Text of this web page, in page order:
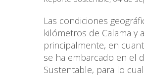
Las condiciones
kilómetros de Calama
principalmente, en
se ha embarcado en el
Sustentable, para lo